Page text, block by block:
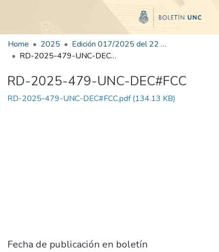
Home 2025
Edición 017/2025 del 22 de julio de 2025
RD-2025-479-UNC-DEC#FCC
RD-2025-479-UNC-DEC#FCC
RD-2025-479-UNC-DEC#FCC.pdf(134.13 KB)
Fecha de publicación en boletín